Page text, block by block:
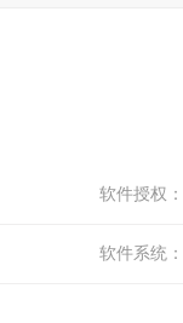
软件授权：
软件系统：